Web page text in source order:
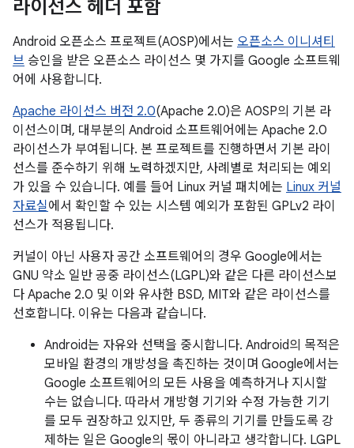
라이선스 헤더 포함
Android 오픈소스 프로젝트(AOSP)에서는 오픈소스 이니셔티
브 승인을 받은 오픈소스 라이선스 몇 가지를 Google 소프트웨
어에 사용합니다.
Apache 라이선스 버전 2.0(Apache 2.0)은 AOSP의 기본 라
이선스이며, 대부분의 Android 소프트웨어에는 Apache 2.0
라이선스가 부여됩니다. 본 프로젝트를 진행하면서 기본 라이
선스를 준수하기 위해 노력하겠지만, 사례별로 처리되는 예외
가 있을 수 있습니다. 예를 들어 Linux 커널 패치에는 Linux 커널
자료실에서 확인할 수 있는 시스템 예외가 포함된 GPLv2 라이
선스가 적용됩니다.
커널이 아닌 사용자 공간 소프트웨어의 경우 Google에서는
GNU 약소 일반 공중 라이선스(LGPL)와 같은 다른 라이선스보
다 Apache 2.0 및 이와 유사한 BSD, MIT와 같은 라이선스를
선호합니다. 이유는 다음과 같습니다.
Android는 자유와 선택을 중시합니다. Android의 목적은
모바일 환경의 개방성을 촉진하는 것이며 Google에서는
Google 소프트웨어의 모든 사용을 예측하거나 지시할
수는 없습니다. 따라서 개방형 기기와 수정 가능한 기기
를 모두 권장하고 있지만, 두 종류의 기기를 만들도록 강
제하는 일은 Google의 몫이 아니라고 생각합니다. LGPL